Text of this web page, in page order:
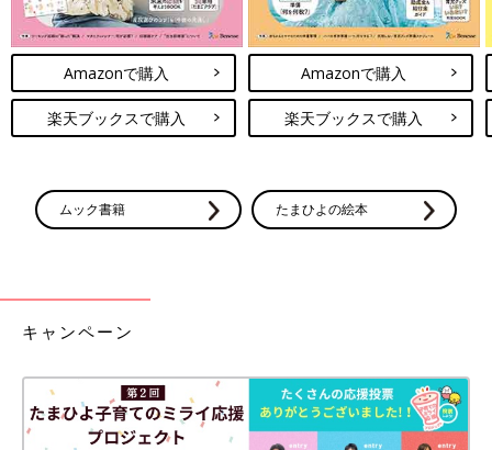
出典：Instagramアカウント「yuri.lgm」
ーンメン」とコラボ！yuri.lgmさんは大きさや素材もさまざまな
ポーチや巾着を購入したそうです。クリアタイプのポーチは中が
見えるから出し入れや整理がしやすいですね！
Amazonで購入
楽天ブックスで購入
Amazonで購入
楽天ブックスで購入
ムック書籍 たまひよの絵本
キャンペーン